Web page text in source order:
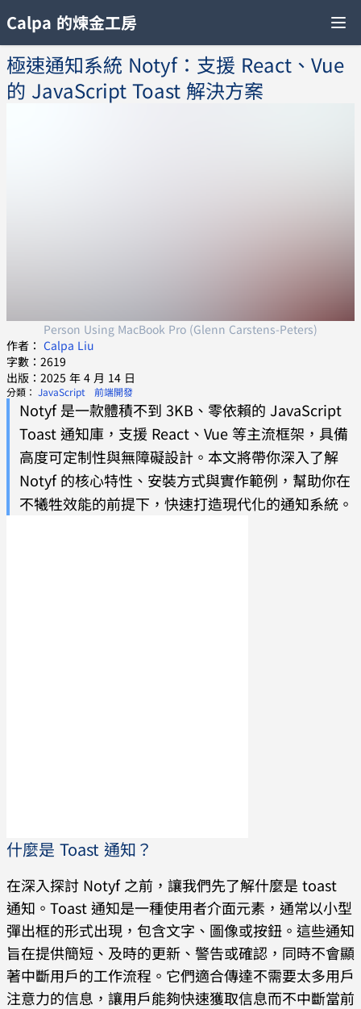
Calpa 的煉金工房
極速通知系統 Notyf：支援 React、Vue
的 JavaScript Toast 解決方案
Person Using MacBook Pro (Glenn Carstens-Peters)
作者： Calpa Liu
字數：2619
出版：2025 年 4 月 14 日
分類： JavaScript 前端開發
Notyf 是一款體積不到 3KB、零依賴的 JavaScript
Toast 通知庫，支援 React、Vue 等主流框架，具備
高度可定制性與無障礙設計。本文將帶你深入了解
Notyf 的核心特性、安裝方式與實作範例，幫助你在
不犧牲效能的前提下，快速打造現代化的通知系統。
什麼是 Toast 通知？
在深入探討 Notyf 之前，讓我們先了解什麼是 toast
通知。Toast 通知是一種使用者介面元素，通常以小型
彈出框的形式出現，包含文字、圖像或按鈕。這些通知
旨在提供簡短、及時的更新、警告或確認，同時不會顯
著中斷用戶的工作流程。它們適合傳達不需要太多用戶
注意力的信息，讓用戶能夠快速獲取信息而不中斷當前